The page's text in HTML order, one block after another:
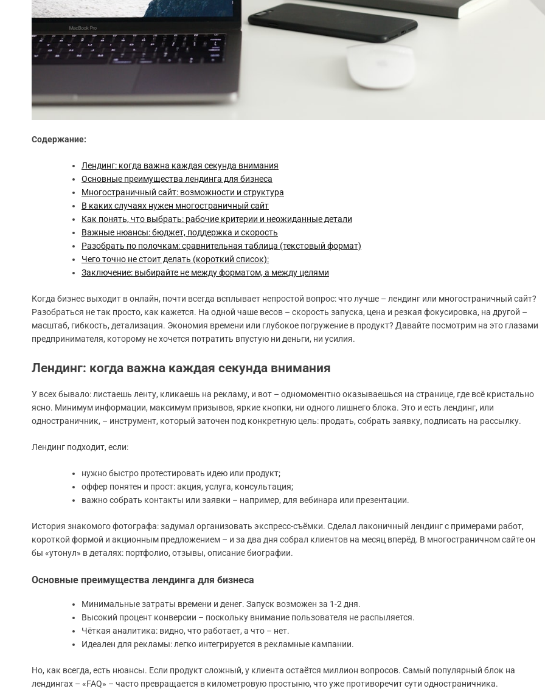
Содержание:
Лендинг: когда важна каждая секунда внимания
Основные преимущества лендинга для бизнеса
Многостраничный сайт: возможности и структура
В каких случаях нужен многостраничный сайт
Как понять, что выбрать: рабочие критерии и неожиданные детали
Важные нюансы: бюджет, поддержка и скорость
Разобрать по полочкам: сравнительная таблица (текстовый формат)
Чего точно не стоит делать (короткий список):
Заключение: выбирайте не между форматом, а между целями
Когда бизнес выходит в онлайн, почти всегда всплывает непростой вопрос: что лучше – лендинг или многостраничный сайт?
Разобраться не так просто, как кажется. На одной чаше весов – скорость запуска, цена и резкая фокусировка, на другой –
масштаб, гибкость, детализация. Экономия времени или глубокое погружение в продукт? Давайте посмотрим на это глазами
предпринимателя, которому не хочется потратить впустую ни деньги, ни усилия.
Лендинг: когда важна каждая секунда внимания
У всех бывало: листаешь ленту, кликаешь на рекламу, и вот – одномоментно оказываешься на странице, где всё кристально
ясно. Минимум информации, максимум призывов, яркие кнопки, ни одного лишнего блока. Это и есть лендинг, или
одностраничник, – инструмент, который заточен под конкретную цель: продать, собрать заявку, подписать на рассылку.
Лендинг подходит, если:
нужно быстро протестировать идею или продукт;
оффер понятен и прост: акция, услуга, консультация;
важно собрать контакты или заявки – например, для вебинара или презентации.
История знакомого фотографа: задумал организовать экспресс-съёмки. Сделал лаконичный лендинг с примерами работ,
короткой формой и акционным предложением – и за два дня собрал клиентов на месяц вперёд. В многостраничном сайте он
бы «утонул» в деталях: портфолио, отзывы, описание биографии.
Основные преимущества лендинга для бизнеса
Минимальные затраты времени и денег. Запуск возможен за 1-2 дня.
Высокий процент конверсии – поскольку внимание пользователя не распыляется.
Чёткая аналитика: видно, что работает, а что – нет.
Идеален для рекламы: легко интегрируется в рекламные кампании.
Но, как всегда, есть нюансы. Если продукт сложный, у клиента остаётся миллион вопросов. Самый популярный блок на
лендингах – «FAQ» – часто превращается в километровую простыню, что уже противоречит сути одностраничника.